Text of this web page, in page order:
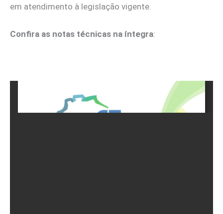
em atendimento à legislação vigente.
Confira as notas técnicas na íntegra: